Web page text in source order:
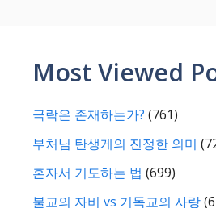
Most Viewed
극락은 존재하는가? (761)
부처님 탄생게의 진정한 의미
혼자서 기도하는 법 (699)
불교의 자비 vs 기독교의 사랑